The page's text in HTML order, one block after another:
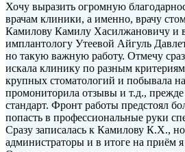
Хочу выразить огромную
врачам клиники, а именно, врачу
Камилову Камилу Хасилжановичу и
имплантологу Утеевой Айгуль
но такую важную работу. Отмечу
искала клинику по разным
крупных стоматологий и побывала
промониторила отзывы и т.д.,
стандарт. Фронт работы предстоял
попасть в профессиональные руки
Сразу записалась к Камилову К.Х.,
администраторы и в итоге на приём